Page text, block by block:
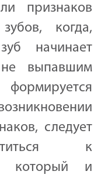
признаков
когда,
начинает
выпавшим
следует
к
который и